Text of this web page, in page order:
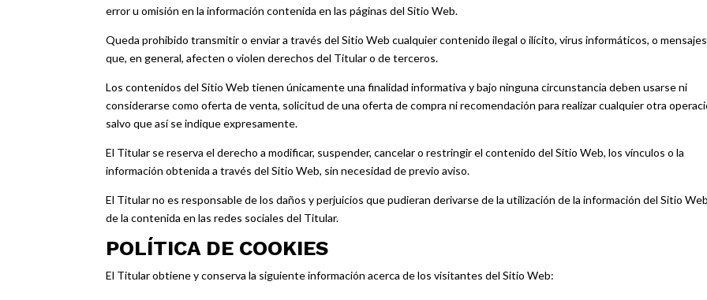
error u omisión en la información contenida en las páginas del Sitio Web.
Queda prohibido transmitir o enviar a través del Sitio Web cualquier contenido ilegal o ilícito, virus informáticos, o mensajes
que, en general, afecten o violen derechos del Titular o de terceros.
Los contenidos del Sitio Web tienen únicamente una finalidad informativa y bajo ninguna circunstancia deben usarse ni
considerarse como oferta de venta, solicitud de una oferta de compra ni recomendación para realizar cualquier otra
salvo que así se indique expresamente.
El Titular se reserva el derecho a modificar, suspender, cancelar o restringir el contenido del Sitio Web, los vínculos o la
información obtenida a través del Sitio Web, sin necesidad de previo aviso.
El Titular no es responsable de los daños y perjuicios que pudieran derivarse de la utilización de la información del Sitio
de la contenida en las redes sociales del Titular.
POLÍTICA DE COOKIES
El Titular obtiene y conserva la siguiente información acerca de los visitantes del Sitio Web: